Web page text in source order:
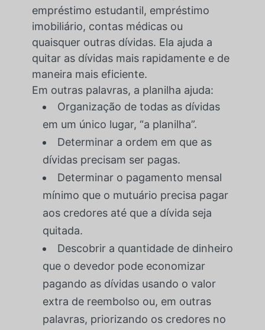
empréstimo estudantil, empréstimo
imobiliário, contas médicas ou
quaisquer outras dívidas. Ela ajuda a
quitar as dívidas mais rapidamente e de
maneira mais eficiente.
Em outras palavras, a planilha ajuda:
Organização de todas as dívidas
em um único lugar, “a planilha”.
Determinar a ordem em que as
dívidas precisam ser pagas.
Determinar o pagamento mensal
mínimo que o mutuário precisa pagar
aos credores até que a dívida seja
quitada.
Descobrir a quantidade de dinheiro
que o devedor pode economizar
pagando as dívidas usando o valor
extra de reembolso ou, em outras
palavras, priorizando os credores no